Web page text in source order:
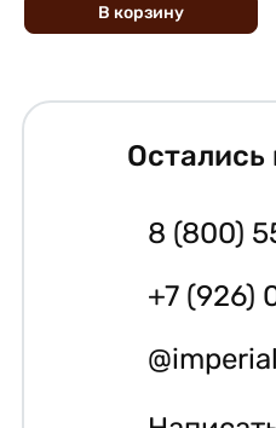
В корзину
Остались
8 (800)
+7 (926)